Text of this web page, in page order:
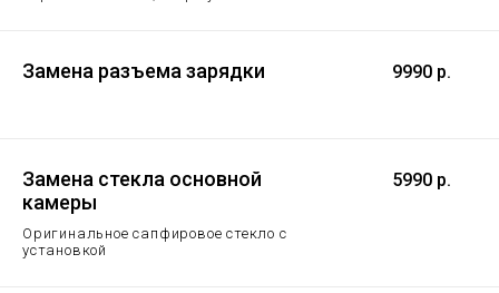
Замена разъема зарядки 9990 р.
Замена стекла основной
камеры
Оригинальное сапфировое стекло с
установкой
5990 р.